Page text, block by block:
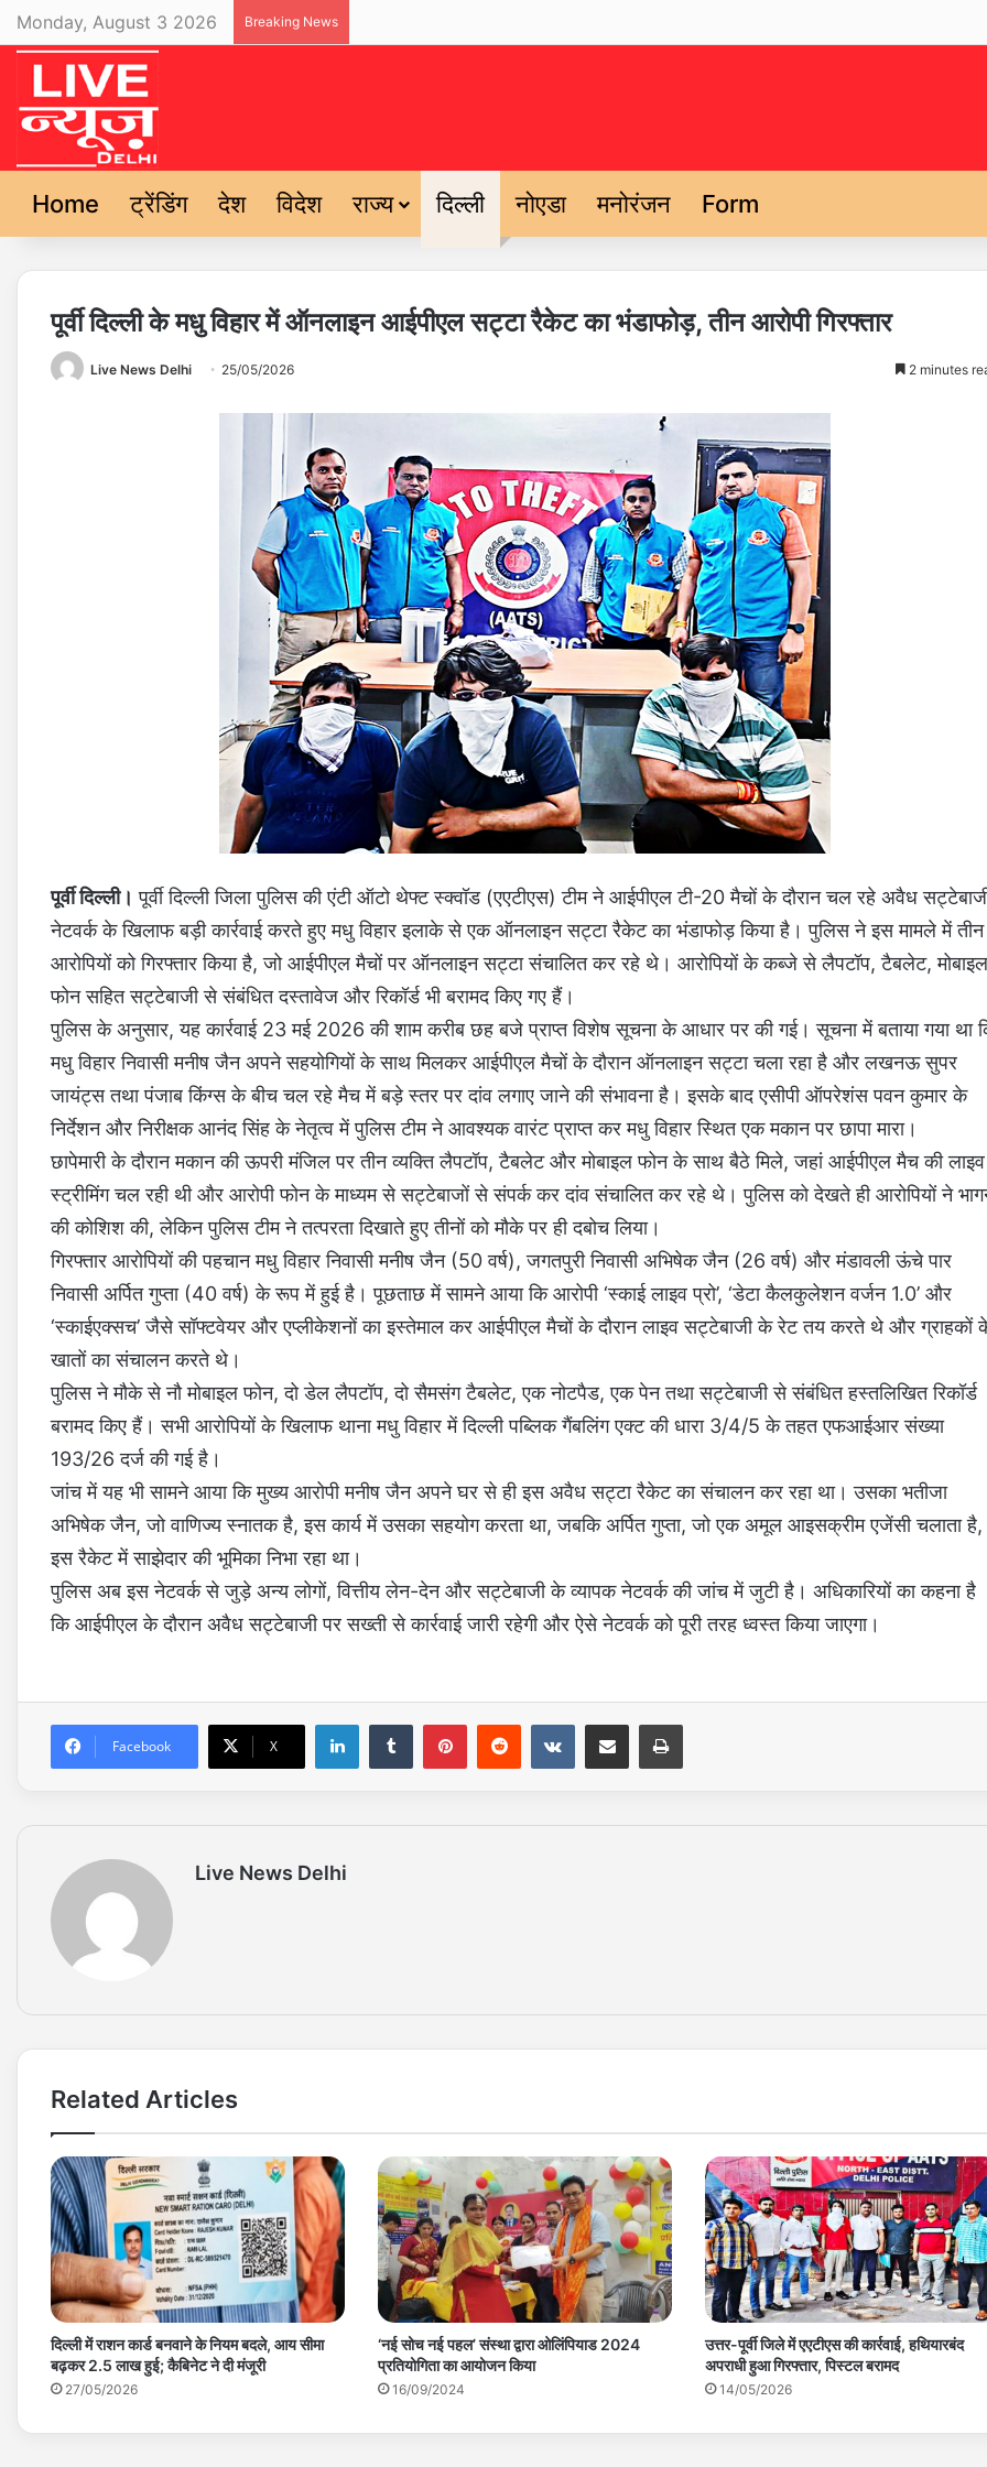
Monday, August 3 2026 Breaking News
Home ट्रेंडिंग देश विदेश राज्य दिल्ली नोएडा मनोरंजन Form
पूर्वी दिल्ली के मधु विहार में ऑनलाइन आईपीएल सट्टा रैकेट का भंडाफोड़, तीन आरोपी गिरफ्तार
Live News Delhi 25/05/2026 2 minutes
पूर्वी दिल्ली। पूर्वी दिल्ली जिला पुलिस की एंटी ऑटो थेफ्ट स्क्वॉड (एएटीएस) टीम ने आईपीएल टी-20 मैचों के दौरान चल रहे अवैध
नेटवर्क के खिलाफ बड़ी कार्रवाई करते हुए मधु विहार इलाके से एक ऑनलाइन सट्टा रैकेट का भंडाफोड़ किया है। पुलिस ने इस मामले में तीन
आरोपियों को गिरफ्तार किया है, जो आईपीएल मैचों पर ऑनलाइन सट्टा संचालित कर रहे थे। आरोपियों के कब्जे से लैपटॉप, टैबलेट, मोबाइल
फोन सहित सट्टेबाजी से संबंधित दस्तावेज और रिकॉर्ड भी बरामद किए गए हैं।
पुलिस के अनुसार, यह कार्रवाई 23 मई 2026 की शाम करीब छह बजे प्राप्त विशेष सूचना के आधार पर की गई। सूचना में बताया गया था
मधु विहार निवासी मनीष जैन अपने सहयोगियों के साथ मिलकर आईपीएल मैचों के दौरान ऑनलाइन सट्टा चला रहा है और लखनऊ सुपर
जायंट्स तथा पंजाब किंग्स के बीच चल रहे मैच में बड़े स्तर पर दांव लगाए जाने की संभावना है। इसके बाद एसीपी ऑपरेशंस पवन कुमार के
निर्देशन और निरीक्षक आनंद सिंह के नेतृत्व में पुलिस टीम ने आवश्यक वारंट प्राप्त कर मधु विहार स्थित एक मकान पर छापा मारा।
छापेमारी के दौरान मकान की ऊपरी मंजिल पर तीन व्यक्ति लैपटॉप, टैबलेट और मोबाइल फोन के साथ बैठे मिले, जहां आईपीएल मैच की लाइव
स्ट्रीमिंग चल रही थी और आरोपी फोन के माध्यम से सट्टेबाजों से संपर्क कर दांव संचालित कर रहे थे। पुलिस को देखते ही आरोपियों ने
की कोशिश की, लेकिन पुलिस टीम ने तत्परता दिखाते हुए तीनों को मौके पर ही दबोच लिया।
गिरफ्तार आरोपियों की पहचान मधु विहार निवासी मनीष जैन (50 वर्ष), जगतपुरी निवासी अभिषेक जैन (26 वर्ष) और मंडावली ऊंचे पार
निवासी अर्पित गुप्ता (40 वर्ष) के रूप में हुई है। पूछताछ में सामने आया कि आरोपी ‘स्काई लाइव प्रो’, ‘डेटा कैलकुलेशन वर्जन 1.0’ और
‘स्काईएक्सच’ जैसे सॉफ्टवेयर और एप्लीकेशनों का इस्तेमाल कर आईपीएल मैचों के दौरान लाइव सट्टेबाजी के रेट तय करते थे और ग्राहकों
खातों का संचालन करते थे।
पुलिस ने मौके से नौ मोबाइल फोन, दो डेल लैपटॉप, दो सैमसंग टैबलेट, एक नोटपैड, एक पेन तथा सट्टेबाजी से संबंधित हस्तलिखित रिकॉर्ड
बरामद किए हैं। सभी आरोपियों के खिलाफ थाना मधु विहार में दिल्ली पब्लिक गैंबलिंग एक्ट की धारा 3/4/5 के तहत एफआईआर संख्या
193/26 दर्ज की गई है।
जांच में यह भी सामने आया कि मुख्य आरोपी मनीष जैन अपने घर से ही इस अवैध सट्टा रैकेट का संचालन कर रहा था। उसका भतीजा
अभिषेक जैन, जो वाणिज्य स्नातक है, इस कार्य में उसका सहयोग करता था, जबकि अर्पित गुप्ता, जो एक अमूल आइसक्रीम एजेंसी चलाता है,
इस रैकेट में साझेदार की भूमिका निभा रहा था।
पुलिस अब इस नेटवर्क से जुड़े अन्य लोगों, वित्तीय लेन-देन और सट्टेबाजी के व्यापक नेटवर्क की जांच में जुटी है। अधिकारियों का कहना है
कि आईपीएल के दौरान अवैध सट्टेबाजी पर सख्ती से कार्रवाई जारी रहेगी और ऐसे नेटवर्क को पूरी तरह ध्वस्त किया जाएगा।
Facebook X
Live News Delhi
Related Articles
दिल्ली में राशन कार्ड बनवाने के नियम बदले, आय सीमा
बढ़कर 2.5 लाख हुई; कैबिनेट ने दी मंजूरी
27/05/2026
‘नई सोच नई पहल’ संस्था द्वारा ओलिंपियाड 2024
प्रतियोगिता का आयोजन किया
16/09/2024
उत्तर-पूर्वी जिले में एएटीएस की कार्रवाई, हथियारबंद
अपराधी हुआ गिरफ्तार, पिस्टल बरामद
14/05/2026